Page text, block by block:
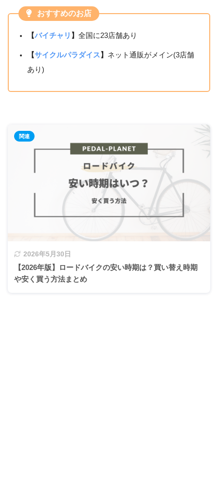
おすすめのお店
【バイチャリ 】 全国に23店舗あり
【サイクルパラダイス 】 ネット通販がメイン(3店舗
あり)
2026年5月30日
【2026年版】ロードバイクの安い時期は？買い替え時期
や安く買う方法まとめ